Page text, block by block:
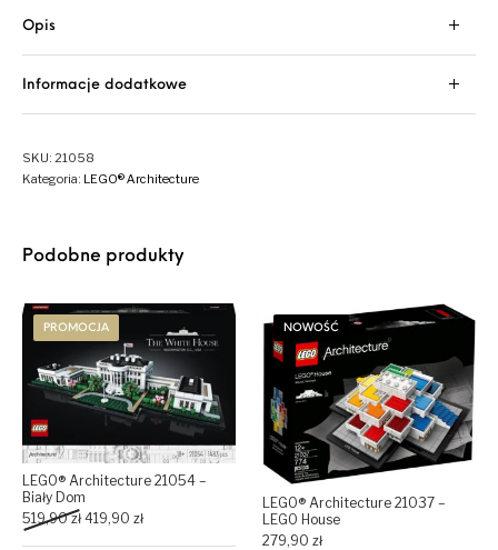
Opis
Informacje dodatkowe
SKU:21058
Kategoria: LEGO® Architecture
Podobne produkty
PROMOCJA
LEGO® Architecture 21054 –
Biały Dom
519,90zł Original price was: 519,90 zł.
419,90złCurrent price is: 419,90 zł.
NOWOŚĆ
LEGO® Architecture 21037 –
LEGO House
279,90 zł